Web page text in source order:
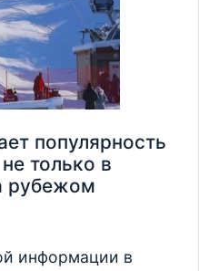
популярность
только в
рубежом
информации в